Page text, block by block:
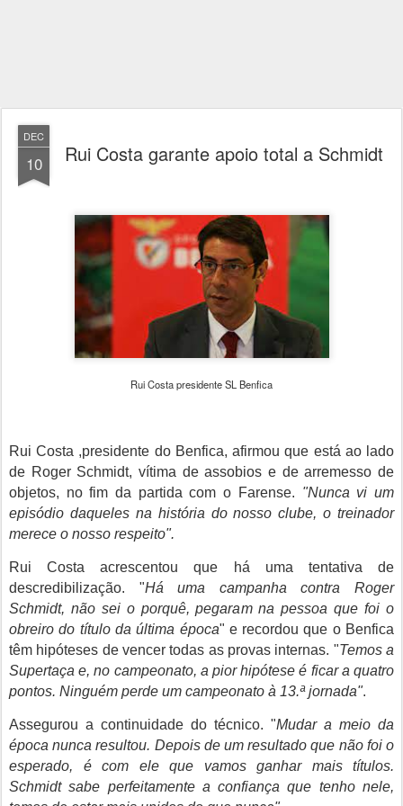
DEC
10 Rui Costa garante apoio total a Schmidt
Rui Costa presidente SL Benfica
Rui Costa ,presidente do Benfica, afirmou que está ao lado
de Roger Schmidt, vítima de assobios e de arremesso de
objetos, no fim da partida com o Farense. "Nunca vi um
episódio daqueles na história do nosso clube, o treinador
merece o nosso respeito".
Rui Costa acrescentou que há uma tentativa de
descredibilização. "Há uma campanha contra Roger
Schmidt, não sei o porquê, pegaram na pessoa que foi o
obreiro do título da última época" e recordou que o Benfica
têm hipóteses de vencer todas as provas internas. "Temos a
Supertaça e, no campeonato, a pior hipótese é ficar a quatro
pontos. Ninguém perde um campeonato à 13.ª jornada".
Assegurou a continuidade do técnico. "Mudar a meio da
época nunca resultou. Depois de um resultado que não foi o
esperado, é com ele que vamos ganhar mais títulos.
Schmidt sabe perfeitamente a confiança que tenho nele,